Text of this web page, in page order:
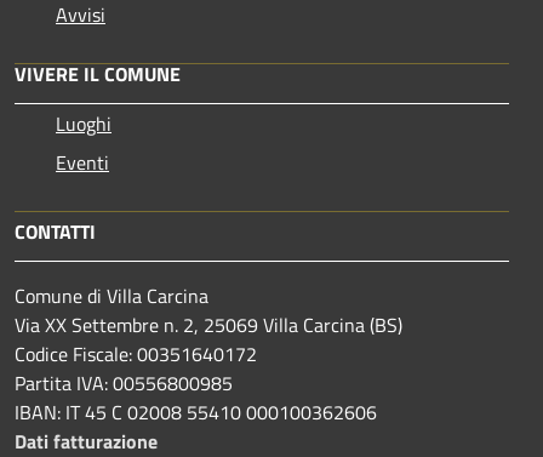
Avvisi
VIVERE IL COMUNE
Luoghi
Eventi
CONTATTI
Comune di Villa Carcina
Via XX Settembre n. 2, 25069 Villa Carcina (BS)
Codice Fiscale: 00351640172
Partita IVA: 00556800985
IBAN: IT 45 C 02008 55410 000100362606
Dati fatturazione